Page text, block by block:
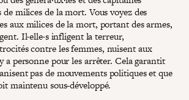
milices de la mort. Vous voyez des
aux milices de la mort, portant des armes,
Il·elle·s infligent la terreur,
contre les femmes, nuisent aux
a personne pour les arrêter. Cela garantit
pas de mouvements politiques et que
maintenu sous-développé.